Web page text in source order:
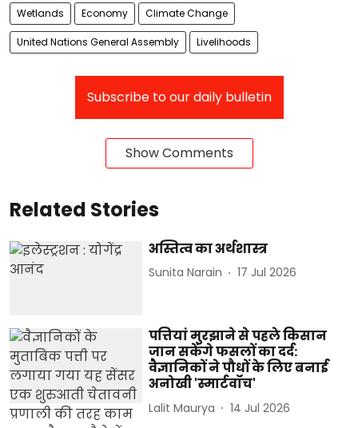
Wetlands Economy Climate Change
United Nations General Assembly Livelihoods
Subscribe to our daily bulletin
Show Comments
Related Stories
अस्तित्व का अर्थशास्त्र
Sunita Narain 17 Jul 2026
पत्तियां मुरझाने से पहले किसान
जान सकेंगे फसलों का दर्द:
वैज्ञानिकों ने पौधों के लिए बनाई
अनोखी 'स्मार्टवॉच'
Lalit Maurya 14 Jul 2026